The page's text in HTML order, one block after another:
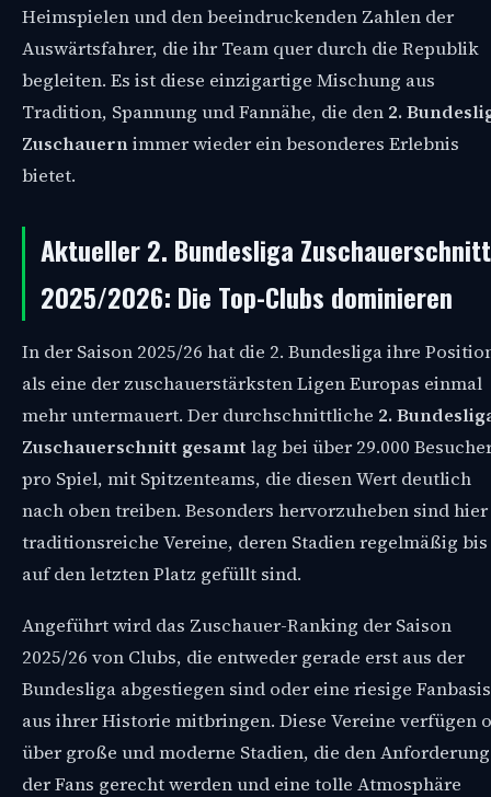
Heimspielen und den beeindruckenden Zahlen der
Auswärtsfahrer, die ihr Team quer durch die Republik
begleiten. Es ist diese einzigartige Mischung aus
Tradition, Spannung und Fannähe, die den 2.
Zuschauernimmer wieder ein besonderes Erlebnis
bietet.
Aktueller 2. Bundesliga Zuschauerschnitt
2025/2026: Die Top-Clubs dominieren
In der Saison 2025/26 hat die 2. Bundesliga ihre
als eine der zuschauerstärksten Ligen Europas einmal
mehr untermauert. Der durchschnittliche 2.
Zuschauerschnitt gesamt lag bei über 29.000
pro Spiel, mit Spitzenteams, die diesen Wert deutlich
nach oben treiben. Besonders hervorzuheben sind hier
traditionsreiche Vereine, deren Stadien regelmäßig bis
auf den letzten Platz gefüllt sind.
Angeführt wird das Zuschauer-Ranking der Saison
2025/26 von Clubs, die entweder gerade erst aus der
Bundesliga abgestiegen sind oder eine riesige Fanbasis
aus ihrer Historie mitbringen. Diese Vereine verfügen
über große und moderne Stadien, die den
der Fans gerecht werden und eine tolle Atmosphäre